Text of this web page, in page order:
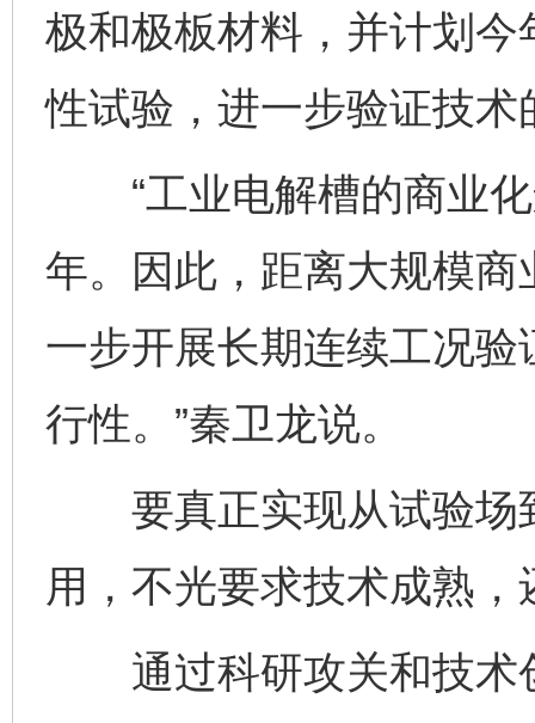
极和极板材料，并计划
性试验，进一步验证技术
“工业电解槽的商业化
年。因此，距离大规模
一步开展长期连续工况
行性。”秦卫龙说。
要真正实现从试验场
用，不光要求技术成熟
通过科研攻关和技术